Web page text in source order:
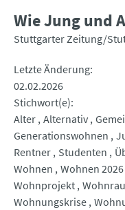
Wie Jung und
Stuttgarter Zeitung/
Letzte Änderung
02.02.2026
Stichwort(e)
Alter Alternativ
Generationswohnen
Rentner Studenten
Wohnen Wohnen 2026
Wohnprojekt
Wohnungskrise